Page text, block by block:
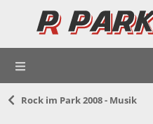
Rock im Park 2008 - Musik